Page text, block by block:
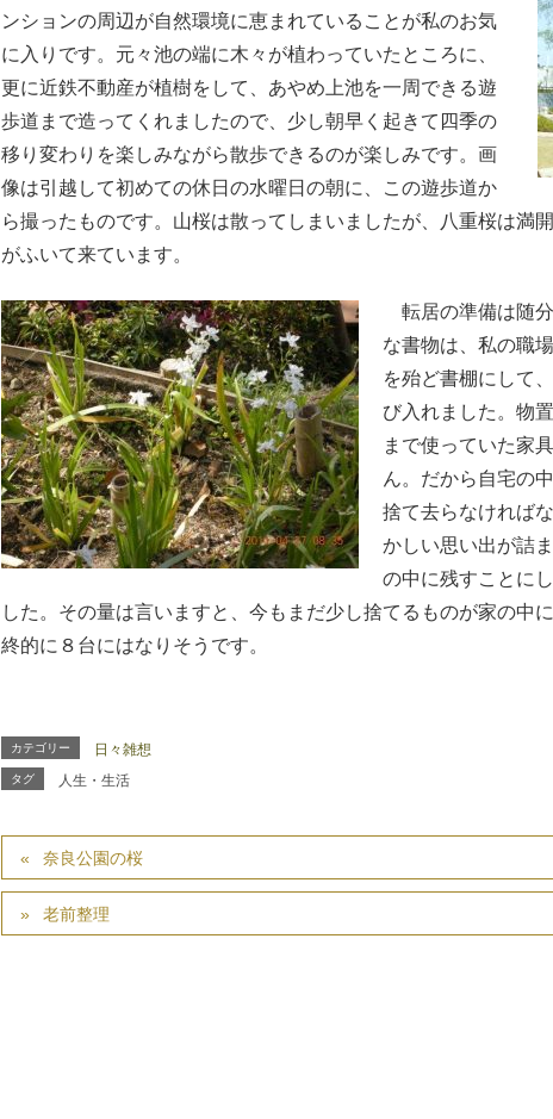
ンションの周辺が自然環境に恵まれていることが私のお気
に入りです。元々池の端に木々が植わっていたところに、
更に近鉄不動産が植樹をして、あやめ上池を一周できる遊
歩道まで造ってくれましたので、少し朝早く起きて四季の
移り変わりを楽しみながら散歩できるのが楽しみです。画
像は引越して初めての休日の水曜日の朝に、この遊歩道か
ら撮ったものです。山桜は散ってしまいましたが、八重桜は満
がふいて来ています。
転居の準備は随
な書物は、私の職
を殆ど書棚にして
び入れました。物
まで使っていた家
ん。だから自宅の
捨て去らなければ
かしい思い出が詰
の中に残すことに
した。その量は言いますと、今もまだ少し捨てるものが家の中
終的に８台にはなりそうです。
カテゴリー 日々雑想
タグ 人生・生活
奈良公園の桜
老前整理